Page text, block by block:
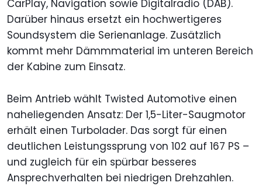
CarPlay, Navigation sowie Digitalradio (DAB).
Darüber hinaus ersetzt ein hochwertigeres
Soundsystem die Serienanlage. Zusätzlich
kommt mehr Dämmmaterial im unteren Bereich
der Kabine zum Einsatz.
Beim Antrieb wählt Twisted Automotive einen
naheliegenden Ansatz: Der 1,5-Liter-Saugmotor
erhält einen Turbolader. Das sorgt für einen
deutlichen Leistungssprung von 102 auf 167 PS –
und zugleich für ein spürbar besseres
Ansprechverhalten bei niedrigen Drehzahlen.